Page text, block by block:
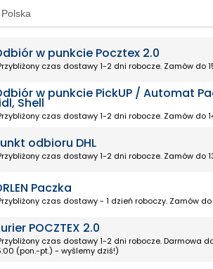
w punkcie Pocztex 2.0
czas dostawy 1-2 dni robocze. Zamów do
w punkcie PickUP / Automat
Shell
czas dostawy 1-2 dni robocze. Zamów do
odbioru DHL
czas dostawy 1-2 dni robocze. Zamów do
Paczka
czas dostawy - 1 dzień roboczy. Zamów
POCZTEX 2.0
czas dostawy 1-2 dni robocze. Darmowa
(pon.-pt.) - wyślemy dziś!)